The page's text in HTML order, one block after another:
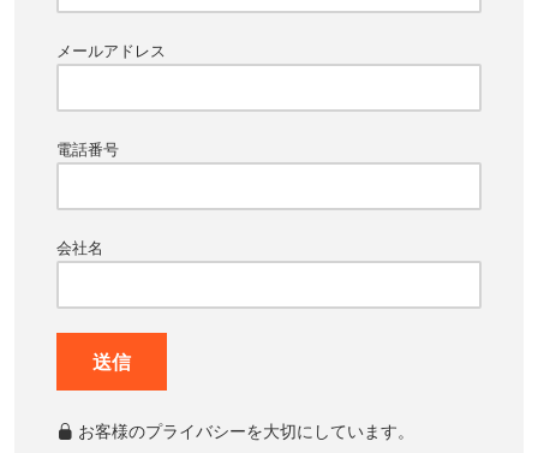
メールアドレス
電話番号
会社名
送信
お客様のプライバシーを大切にしています。